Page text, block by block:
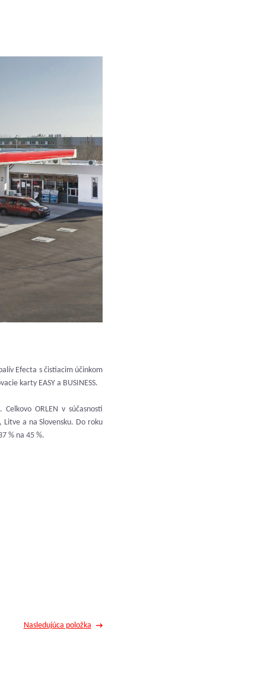
Efecta s čistiacim účinkom
karty EASY a BUSINESS.
ORLEN v súčasnosti
Litve a na Slovensku. Do roku
% na 45 %.
Nasledujúca položka